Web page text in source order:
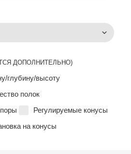
ДОПОЛНИТЕЛЬНО)
глубину/высоту
полок
Регулируемые конусы
на конусы